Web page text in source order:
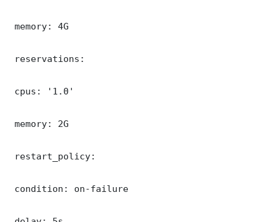
memory: 4G
reservations:
cpus: '1.0'
memory: 2G
restart_policy:
condition: on-failure